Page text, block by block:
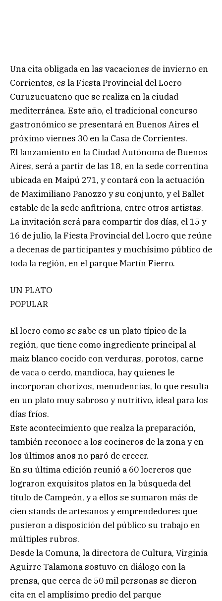
Una cita obligada en las vacaciones de invierno en
Corrientes, es la Fiesta Provincial del Locro
Curuzucuateño que se realiza en la ciudad
mediterránea. Este año, el tradicional concurso
gastronómico se presentará en Buenos Aires el
próximo viernes 30 en la Casa de Corrientes.
El lanzamiento en la Ciudad Autónoma de Buenos
Aires, será a partir de las 18, en la sede correntina
ubicada en Maipú 271, y contará con la actuación
de Maximiliano Panozzo y su conjunto, y el Ballet
estable de la sede anfitriona, entre otros artistas.
La invitación será para compartir dos días, el 15 y
16 de julio, la Fiesta Provincial del Locro que reúne
a decenas de participantes y muchísimo público de
toda la región, en el parque Martín Fierro.
UN PLATO
POPULAR
El locro como se sabe es un plato típico de la
región, que tiene como ingrediente principal al
maiz blanco cocido con verduras, porotos, carne
de vaca o cerdo, mandioca, hay quienes le
incorporan chorizos, menudencias, lo que resulta
en un plato muy sabroso y nutritivo, ideal para los
días fríos.
Este acontecimiento que realza la preparación,
también reconoce a los cocineros de la zona y en
los últimos años no paró de crecer.
En su última edición reunió a 60 locreros que
lograron exquisitos platos en la búsqueda del
título de Campeón, y a ellos se sumaron más de
cien stands de artesanos y emprendedores que
pusieron a disposición del público su trabajo en
múltiples rubros.
Desde la Comuna, la directora de Cultura, Virginia
Aguirre Talamona sostuvo en diálogo con la
prensa, que cerca de 50 mil personas se dieron
cita en el amplísimo predio del parque